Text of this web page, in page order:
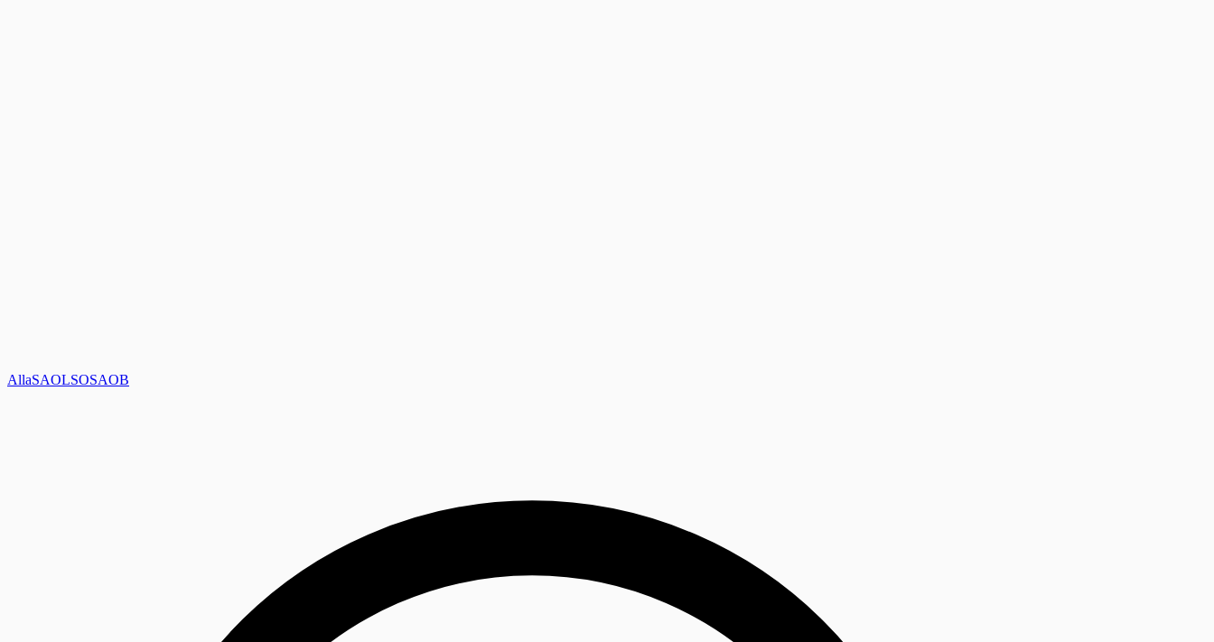
AllaSAOLSOSAOB